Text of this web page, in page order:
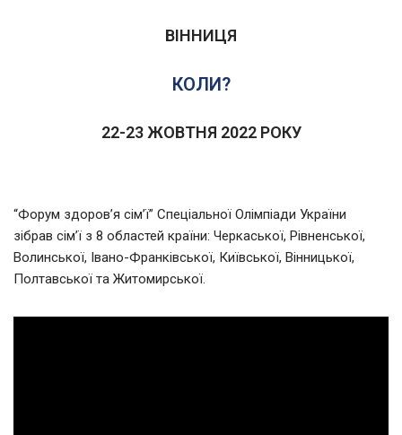
ВІННИЦЯ
КОЛИ?
22-23 ЖОВТНЯ 2022 РОКУ
“Форум здоров’я сім’ї” Спеціальної Олімпіади України
зібрав сім’ї з 8 областей країни: Черкаської, Рівненської,
Волинської, Івано-Франківської, Київської, Вінницької,
Полтавської та Житомирської.